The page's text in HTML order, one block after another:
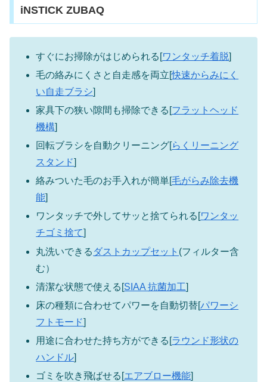
iNSTICK ZUBAQ
すぐにお掃除がはじめられる[ワンタッチ着脱]
毛の絡みにくさと自走感を両立[快速からみにく
い自走ブラシ]
家具下の狭い隙間も掃除できる[フラットヘッド
機構]
回転ブラシを自動クリーニング[らくリーニング
スタンド]
絡みついた毛のお手入れが簡単[毛がらみ除去機
能]
ワンタッチで外してサッと捨てられる[ ワンタッ
チゴミ捨て
丸洗いできる ダストカップセット (フィルター含
む）
清潔な状態で使える[SIAA 抗菌加工]
床の種類に合わせてパワーを自動切替[パワーシ
フトモード]
用途に合わせた持ち方ができる[ラウンド形状の
ハンドル]
ゴミを吹き飛ばせる[エアブロー機能]